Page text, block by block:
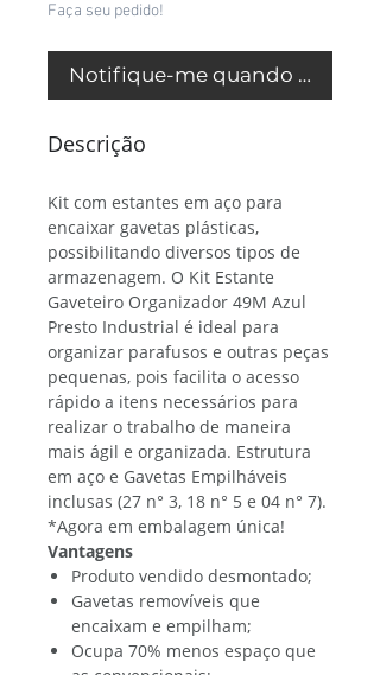
Faça seu pedido!
Notifique-me quando estiver
Descrição
Kit com estantes em aço para
encaixar gavetas plásticas,
possibilitando diversos tipos de
armazenagem. O Kit Estante
Gaveteiro Organizador 49M Azul
Presto Industrial é ideal para
organizar parafusos e outras peças
pequenas, pois facilita o acesso
rápido a itens necessários para
realizar o trabalho de maneira
mais ágil e organizada. Estrutura
em aço e Gavetas Empilháveis
inclusas (27 n° 3, 18 n° 5 e 04 n° 7).
*Agora em embalagem única!
Vantagens
Produto vendido desmontado;
Gavetas removíveis que
encaixam e empilham;
Ocupa 70% menos espaço que